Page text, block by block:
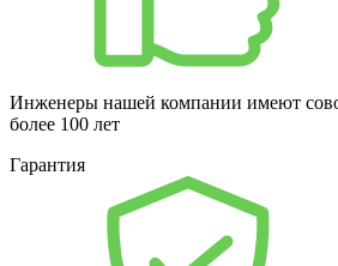
Инженеры нашей компании имеют
более 100 лет
Гарантия